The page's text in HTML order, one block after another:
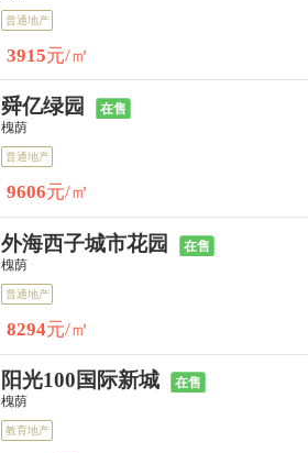
普通地产
3915元/㎡
舜亿绿园
在售
槐荫
普通地产
9606元/㎡
外海西子城市花园
在售
槐荫
普通地产
8294元/㎡
阳光100国际新城
在售
槐荫
教育地产